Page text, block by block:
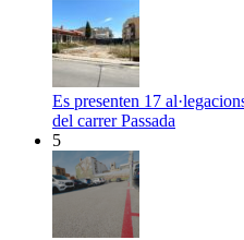
Es presenten 17
del carrer Passada
5